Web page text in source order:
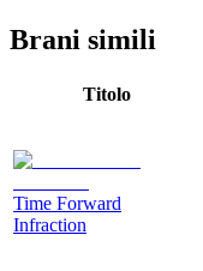
Brani simili
Titolo
Time Forward
Infraction